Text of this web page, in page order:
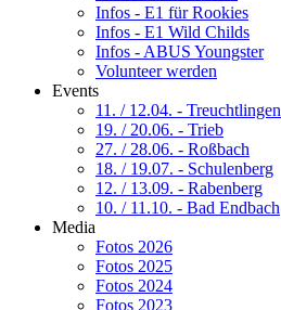
Infos - E1 für Rookies
Infos - E1 Wild Childs
Infos - ABUS Youngster
Volunteer werden
Events
11. / 12.04. - Treuchtlingen
19. / 20.06. - Trieb
27. / 28.06. - Roßbach
18. / 19.07. - Schulenberg
12. / 13.09. - Rabenberg
10. / 11.10. - Bad Endbach
Media
Fotos 2026
Fotos 2025
Fotos 2024
Fotos 2023